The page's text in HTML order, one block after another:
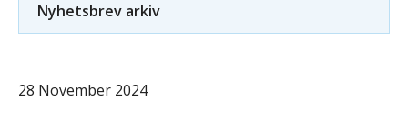
Nyhetsbrev arkiv
28 November 2024